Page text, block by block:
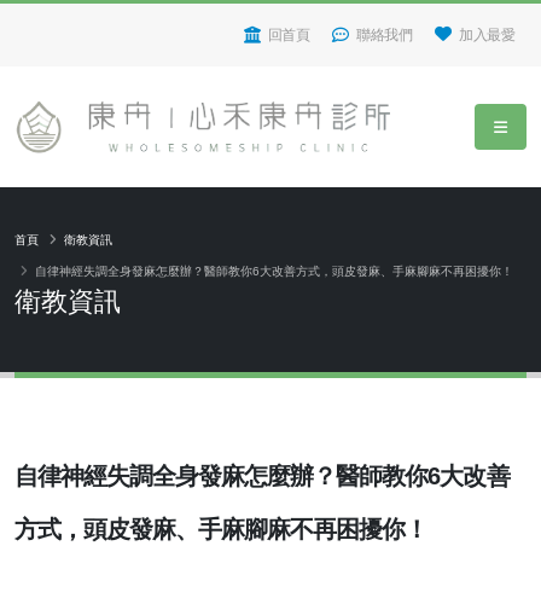
回首頁 聯絡我們 加入最愛
衛教資訊
首頁 衛教資訊
自律神經失調全身發麻怎麼辦？醫師教你6大改善方式，頭皮發麻、手麻腳麻不再困擾你！
自律神經失調全身發麻怎麼辦？醫師教你6大改善
方式，頭皮發麻、手麻腳麻不再困擾你！